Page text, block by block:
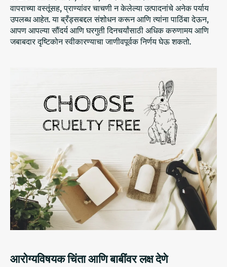
वापराच्या वस्तूंसह, प्राण्यांवर चाचणी न केलेल्या उत्पादनांचे अनेक पर्याय
उपलब्ध आहेत. या ब्रँड्सबद्दल संशोधन करून आणि त्यांना पाठिंबा देऊन,
आपण आपल्या सौंदर्य आणि घरगुती दिनचर्यांसाठी अधिक करुणामय आणि
जबाबदार दृष्टिकोन स्वीकारण्याचा जाणीवपूर्वक निर्णय घेऊ शकतो.
आरोग्यविषयक चिंता आणि बाबींवर लक्ष देणे